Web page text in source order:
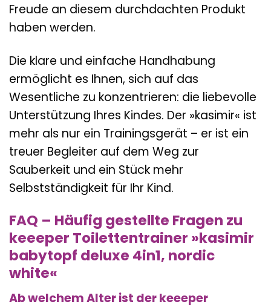
Freude an diesem durchdachten Produkt
haben werden.
Die klare und einfache Handhabung
ermöglicht es Ihnen, sich auf das
Wesentliche zu konzentrieren: die liebevolle
Unterstützung Ihres Kindes. Der »kasimir« ist
mehr als nur ein Trainingsgerät – er ist ein
treuer Begleiter auf dem Weg zur
Sauberkeit und ein Stück mehr
Selbstständigkeit für Ihr Kind.
FAQ – Häufig gestellte Fragen zu
keeeper Toilettentrainer »kasimir
babytopf deluxe 4in1, nordic
white«
Ab welchem Alter ist der keeeper